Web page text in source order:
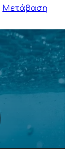
Μετάβαση